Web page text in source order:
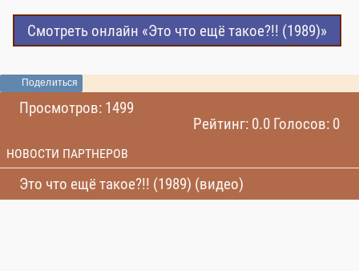
Смотреть онлайн «Это что ещё такое?!! (1989)»
Поделиться
Просмотров: 1499
Рейтинг: 0.0 Голосов: 0
НОВОСТИ ПАРТНЕРОВ
Это что ещё такое?!! (1989) (видео)